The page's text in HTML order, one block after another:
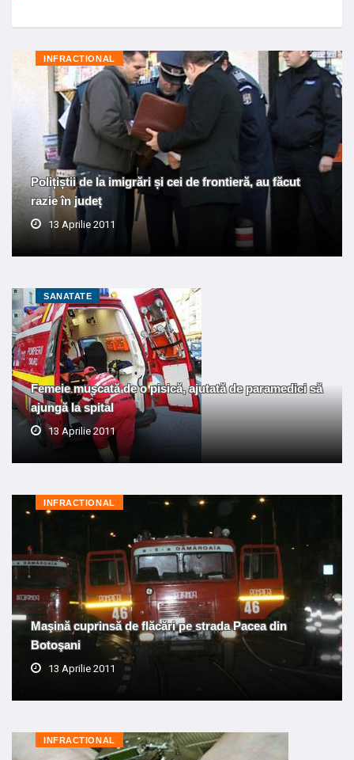
INFRACTIONAL
Polițiștii de la imigrări și cei de frontieră, au făcut
razie în județ
13 Aprilie 2011
SANATATE
Femeie muşcată de o pisică, ajutată de paramedici să
ajungă la spital
13 Aprilie 2011
INFRACTIONAL
Maşină cuprinsă de flăcări pe strada Pacea din
Botoşani
13 Aprilie 2011
INFRACTIONAL